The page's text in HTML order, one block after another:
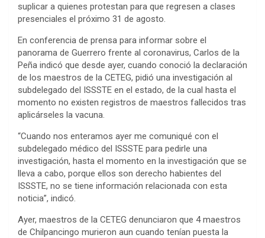
suplicar a quienes protestan para que regresen a clases
presenciales el próximo 31 de agosto.
En conferencia de prensa para informar sobre el
panorama de Guerrero frente al coronavirus, Carlos de la
Peña indicó que desde ayer, cuando conoció la declaración
de los maestros de la CETEG, pidió una investigación al
subdelegado del ISSSTE en el estado, de la cual hasta el
momento no existen registros de maestros fallecidos tras
aplicárseles la vacuna.
“Cuando nos enteramos ayer me comuniqué con el
subdelegado médico del ISSSTE para pedirle una
investigación, hasta el momento en la investigación que se
lleva a cabo, porque ellos son derecho habientes del
ISSSTE, no se tiene información relacionada con esta
noticia”, indicó.
Ayer, maestros de la CETEG denunciaron que 4 maestros
de Chilpancingo murieron aun cuando tenían puesta la